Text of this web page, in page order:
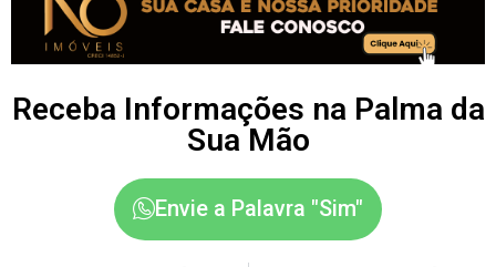
Receba Informações na Palma da
Sua Mão
Envie a Palavra "Sim"